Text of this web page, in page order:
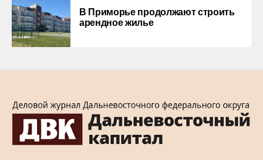
В Приморье продолжают строить
арендное жилье